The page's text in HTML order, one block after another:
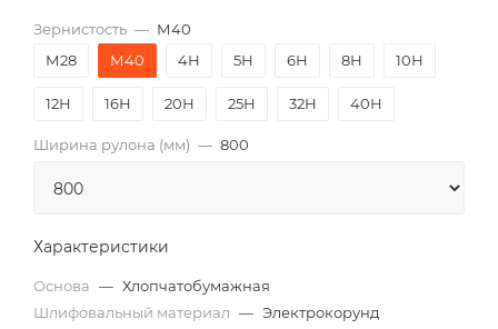
Зернистость — М40
М28
М40 4Н 5Н 6Н 8Н 10Н
12Н 16Н 20Н 25Н 32Н 40Н
Ширина рулона (мм) — 800
Характеристики
Основа — Хлопчатобумажная
Шлифовальный материал — Электрокорунд